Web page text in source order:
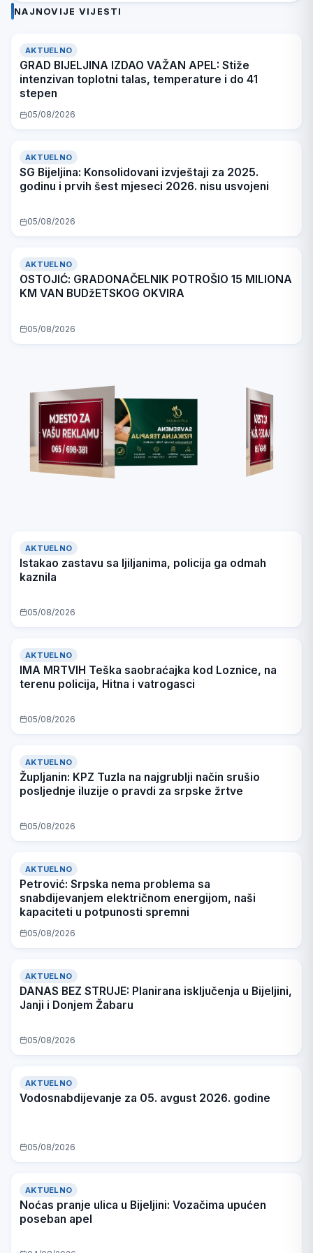
intenzivan
toplotni talas,
prvih šest
mjeseci 2026.
NAJNOVIJE VIJESTI
AKTUELNO
GRAD BIJELJINA IZDAO VAŽAN APEL: Stiže
intenzivan toplotni talas, temperature i do 41
stepen
05/08/2026
AKTUELNO
SG Bijeljina: Konsolidovani izvještaji za 2025.
godinu i prvih šest mjeseci 2026. nisu usvojeni
05/08/2026
AKTUELNO
OSTOJIĆ: GRADONAČELNIK POTROŠIO 15 MILIONA
KM VAN BUDžETSKOG OKVIRA
05/08/2026
AKTUELNO
Istakao zastavu sa ljiljanima, policija ga odmah
kaznila
05/08/2026
AKTUELNO
IMA MRTVIH Teška saobraćajka kod Loznice, na
terenu policija, Hitna i vatrogasci
05/08/2026
AKTUELNO
Župljanin: KPZ Tuzla na najgrublji način srušio
posljednje iluzije o pravdi za srpske žrtve
05/08/2026
AKTUELNO
Petrović: Srpska nema problema sa
snabdijevanjem električnom energijom, naši
kapaciteti u potpunosti spremni
05/08/2026
AKTUELNO
DANAS BEZ STRUJE: Planirana isključenja u Bijeljini,
Janji i Donjem Žabaru
05/08/2026
AKTUELNO
Vodosnabdijevanje za 05. avgust 2026. godine
05/08/2026
AKTUELNO
Noćas pranje ulica u Bijeljini: Vozačima upućen
poseban apel